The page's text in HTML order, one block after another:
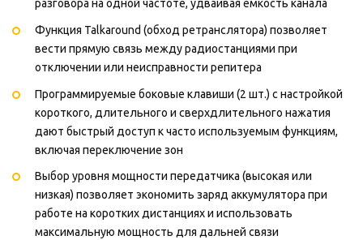
разговора на одной частоте, удваивая ёмкость канала
Функция Talkaround (обход ретранслятора) позволяет
вести прямую связь между радиостанциями при
отключении или неисправности репитера
Программируемые боковые клавиши (2 шт.) с настройкой
короткого, длительного и сверхдлительного нажатия
дают быстрый доступ к часто используемым функциям,
включая переключение зон
Выбор уровня мощности передатчика (высокая или
низкая) позволяет экономить заряд аккумулятора при
работе на коротких дистанциях и использовать
максимальную мощность для дальней связи